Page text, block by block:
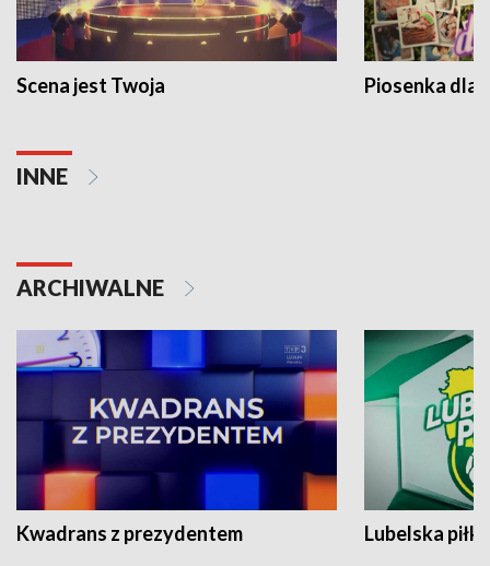
Scena jest Twoja Piosenka dla
INNE
ARCHIWALNE
Kwadrans z prezydentem Lubelska piłka